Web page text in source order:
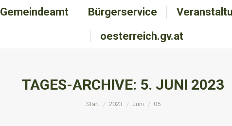
Gemeindeamt Bürgerservice
oesterreich.gv.at
TAGES-ARCHIVE: 5. JUNI 2023
Sie befinden sich hier:
Start 2023 Juni 05
Gemeindeamt Bürgerservice
oesterreich.gv.at